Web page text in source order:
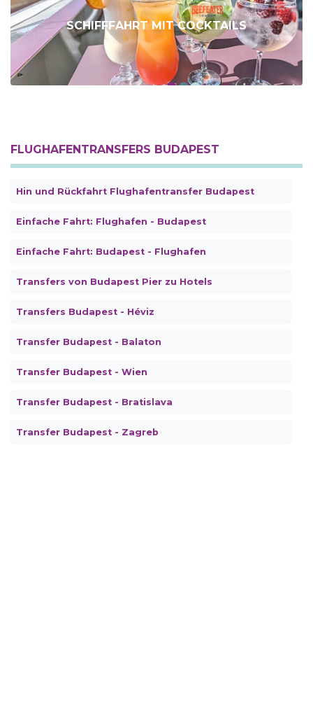
SCHIFFFAHRT MIT COCKTAILS
FLUGHAFENTRANSFERS BUDAPEST
Hin und Rückfahrt Flughafentransfer Budapest
Einfache Fahrt: Flughafen - Budapest
Einfache Fahrt: Budapest - Flughafen
Transfers von Budapest Pier zu Hotels
Transfers Budapest - Héviz
Transfer Budapest - Balaton
Transfer Budapest - Wien
Transfer Budapest - Bratislava
Transfer Budapest - Zagreb